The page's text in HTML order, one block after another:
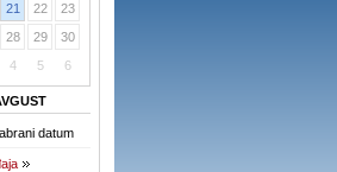
21 22
23
28 29
30
4 5 6
datum